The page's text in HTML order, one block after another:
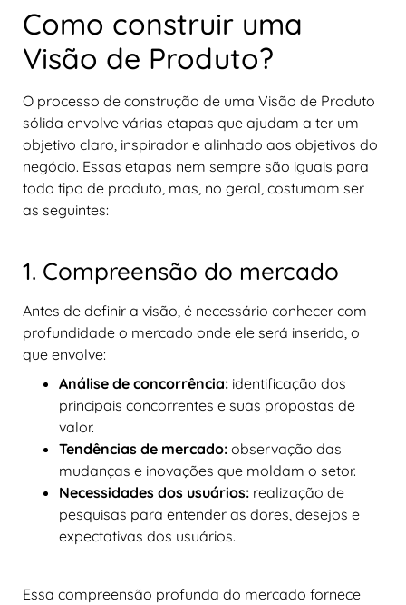
Como construir uma
Visão de Produto?
O processo de construção de uma Visão de Produto
sólida envolve várias etapas que ajudam a ter um
objetivo claro, inspirador e alinhado aos objetivos do
negócio. Essas etapas nem sempre são iguais para
todo tipo de produto, mas, no geral, costumam ser
as seguintes:
1. Compreensão do mercado
Antes de definir a visão, é necessário conhecer com
profundidade o mercado onde ele será inserido, o
que envolve:
Análise de concorrência: identificação dos
principais concorrentes e suas propostas de
valor.
Tendências de mercado: observação das
mudanças e inovações que moldam o setor.
Necessidades dos usuários: realização de
pesquisas para entender as dores, desejos e
expectativas dos usuários.
Essa compreensão profunda do mercado fornece